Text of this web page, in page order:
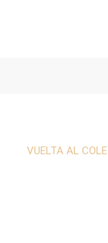
VUELTA AL COLE